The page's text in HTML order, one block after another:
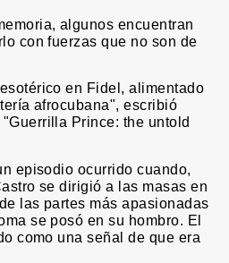
algunos encuentran
con fuerzas que no son de
en Fidel, alimentado
afrocubana", escribió
Prince: the untold
episodio ocurrido cuando,
se dirigió a las masas en
las partes más apasionadas
se posó en su hombro. El
como una señal de que era